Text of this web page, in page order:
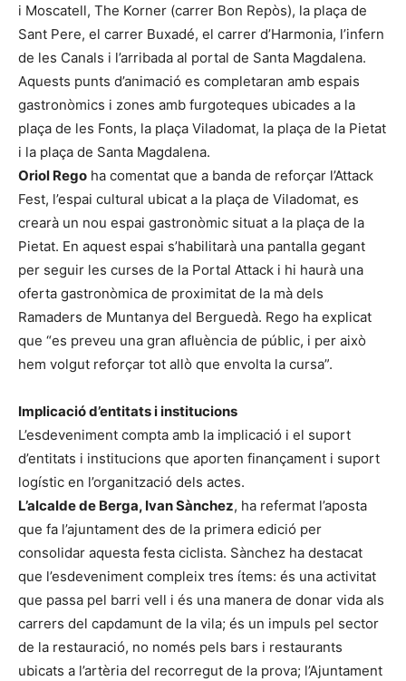
i Moscatell, The Korner (carrer Bon Repòs), la plaça de
Sant Pere, el carrer Buxadé, el carrer d’Harmonia, l’infern
de les Canals i l’arribada al portal de Santa Magdalena.
Aquests punts d’animació es completaran amb espais
gastronòmics i zones amb furgoteques ubicades a la
plaça de les Fonts, la plaça Viladomat, la plaça de la Pietat
i la plaça de Santa Magdalena.
Oriol Rego ha comentat que a banda de reforçar l’Attack
Fest, l’espai cultural ubicat a la plaça de Viladomat, es
crearà un nou espai gastronòmic situat a la plaça de la
Pietat. En aquest espai s’habilitarà una pantalla gegant
per seguir les curses de la Portal Attack i hi haurà una
oferta gastronòmica de proximitat de la mà dels
Ramaders de Muntanya del Berguedà. Rego ha explicat
que “es preveu una gran afluència de públic, i per això
hem volgut reforçar tot allò que envolta la cursa”.
Implicació d’entitats i institucions
L’esdeveniment compta amb la implicació i el suport
d’entitats i institucions que aporten finançament i suport
logístic en l’organització dels actes.
L’alcalde de Berga, Ivan Sànchez, ha refermat l’aposta
que fa l’ajuntament des de la primera edició per
consolidar aquesta festa ciclista. Sànchez ha destacat
que l’esdeveniment compleix tres ítems: és una activitat
que passa pel barri vell i és una manera de donar vida als
carrers del capdamunt de la vila; és un impuls pel sector
de la restauració, no només pels bars i restaurants
ubicats a l’artèria del recorregut de la prova; l’Ajuntament